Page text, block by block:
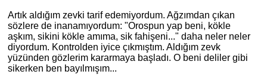
Artık aldığım zevki tarif edemiyordum. Ağzımdan çıkan
sözlere de inanamıyordum: "Orospun yap beni, kökle
aşkım, sikini kökle amıma, sik fahişeni..." daha neler neler
diyordum. Kontrolden iyice çıkmıştım. Aldığım zevk
yüzünden gözlerim kararmaya başladı. O beni deliler gibi
sikerken ben bayılmışım...